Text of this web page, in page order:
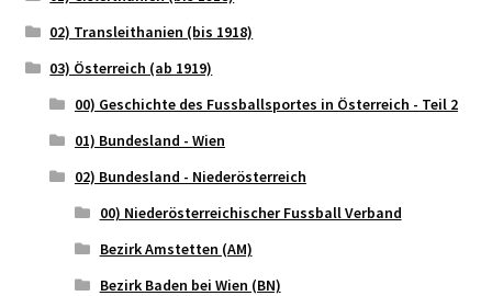
02) Transleithanien (bis 1918)
03) Österreich (ab 1919)
00) Geschichte des Fussballsportes in Österreich - Teil 2
01) Bundesland - Wien
02) Bundesland - Niederösterreich
00) Niederösterreichischer Fussball Verband
Bezirk Amstetten (AM)
Bezirk Baden bei Wien (BN)